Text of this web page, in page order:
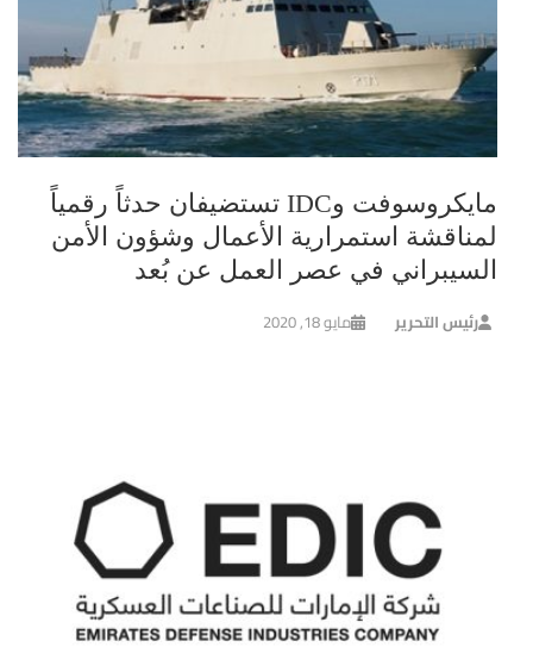
مايكروسوفت وIDC تستضيفان حدثاً رقمياً
لمناقشة استمرارية الأعمال وشؤون الأمن
السيبراني في عصر العمل عن بُعد
رئيس التحرير مايو 18, 2020